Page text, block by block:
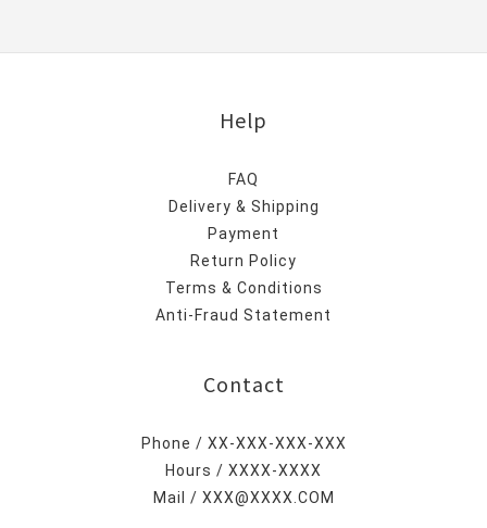
Help
FAQ
Delivery & Shipping
Payment
Return Policy
Terms & Conditions
Anti-Fraud Statement
Contact
Phone / XX-XXX-XXX-XXX
Hours / XXXX-XXXX
Mail / XXX@XXXX.COM